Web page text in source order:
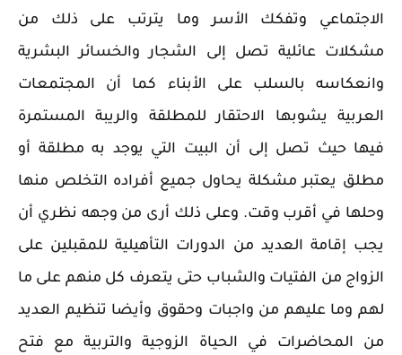
الاجتماعي وتفكك الأسر وما يترتب على ذلك من
مشكلات عائلية تصل إلى الشجار والخسائر البشرية
وانعكاسه بالسلب على الأبناء كما أن المجتمعات
العربية يشوبها الاحتقار للمطلقة والريبة المستمرة
فيها حيث تصل إلى أن البيت التي يوجد به مطلقة أو
مطلق يعتبر مشكلة يحاول جميع أفراده التخلص منها
وحلها في أقرب وقت. وعلى ذلك أرى من وجهه نظري أن
يجب إقامة العديد من الدورات التأهيلية للمقبلين على
الزواج من الفتيات والشباب حتى يتعرف كل منهم على ما
لهم وما عليهم من واجبات وحقوق وأيضا تنظيم العديد
من المحاضرات في الحياة الزوجية والتربية مع فتح